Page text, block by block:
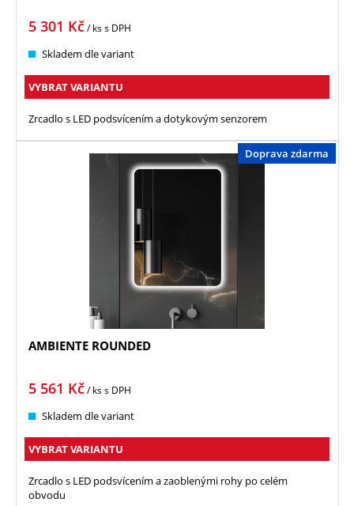
5 301 Kč/ kss DPH
Skladem dle variant
VYBRAT VARIANTU
Zrcadlo s LED podsvícením a dotykovým senzorem
Doprava zdarma
AMBIENTE ROUNDED
5 561 Kč/ kss DPH
Skladem dle variant
VYBRAT VARIANTU
Zrcadlo s LED podsvícením a zaoblenými rohy po celém
obvodu